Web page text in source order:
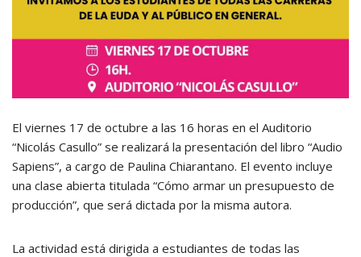
El viernes 17 de octubre a las 16 horas en el Auditorio
“Nicolás Casullo” se realizará la presentación del libro “Audio
Sapiens”, a cargo de Paulina Chiarantano. El evento incluye
una clase abierta titulada “Cómo armar un presupuesto de
producción”, que será dictada por la misma autora.
La actividad está dirigida a estudiantes de todas las